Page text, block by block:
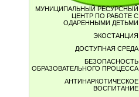
МУНИЦИПАЛЬНЫЙ РЕСУРСНЫЙ
ЦЕНТР ПО РАБОТЕ С
ОДАРЕННЫМИ ДЕТЬМИ
ЭКОСТАНЦИЯ
ДОСТУПНАЯ СРЕДА
БЕЗОПАСНОСТЬ
ОБРАЗОВАТЕЛЬНОГО ПРОЦЕССА
АНТИНАРКОТИЧЕСКОЕ
ВОСПИТАНИЕ